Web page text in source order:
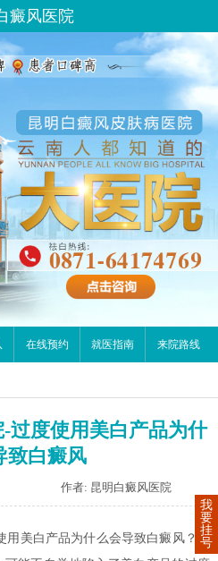
癜风医院
在线预约 就医指南 来院路线
过度使用美白产品为什
致白癜风
作者: 昆明白癜风医院
美白产品为什么会导致白癜风？在
我
要
挂
号